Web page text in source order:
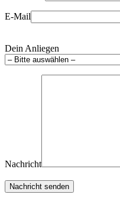
E-Mail
Dein Anliegen
Nachricht